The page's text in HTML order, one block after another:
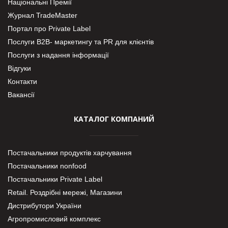
Національні Премії
Журнал TradeMaster
Портал про Private Label
Послуги В2В- маркетингу та PR для клієнтів
Послуги з надання інформації
Відгуки
Контакти
Вакансії
КАТАЛОГ КОМПАНИЙ
Постачальники продуктів харчування
Постачальники nonfood
Постачальники Private Label
Retail. Роздрібні мережі, Магазини
Дистрибутори України
Агропромисловий комплекс